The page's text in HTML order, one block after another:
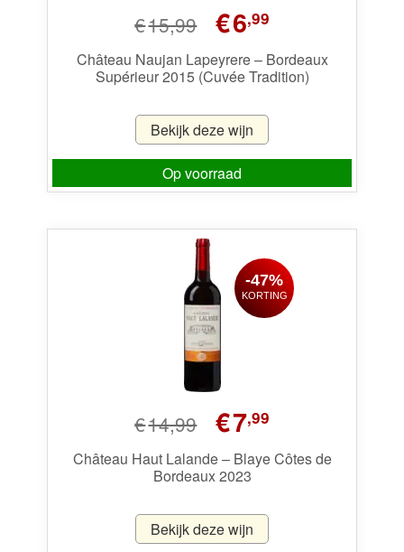
€15,99
Oorspronkelijke
prijs
was:
€15,99.
€6,99Huidige
is:
€6,99.
Château Naujan Lapeyrere – Bordeaux
Supérieur 2015 (Cuvée Tradition)
Bekijk deze wijn
Op voorraad
€14,99
Oorspronkelijke
prijs
was:
€14,99.
€7,99Huidige
is:
Château Haut Lalande – Blaye Côtes de
Bordeaux 2023
-47%
KORTING
Bekijk deze wijn